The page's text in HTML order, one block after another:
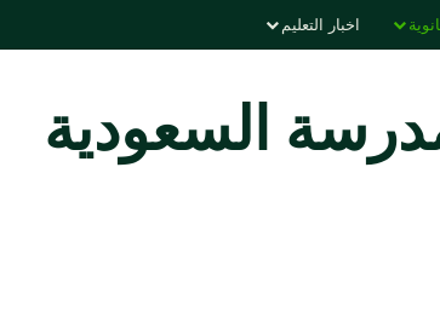
اخبار التعليم
السعودية